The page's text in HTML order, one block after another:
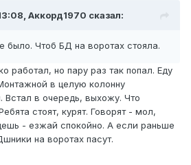
Аккорд1970 сказал:
было. Чтоб БД на воротах стояла.
работал, но пару раз так попал. Еду
в целую колонну
Встал в очередь, выхожу. Что
стоят, курят. Говорят - мол,
- езжай спокойно. А если раньше
на воротах пасут.